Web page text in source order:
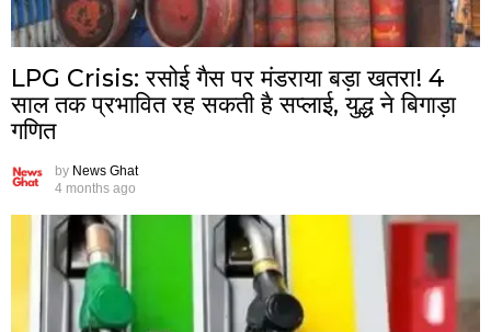
LPG Crisis: रसोई गैस पर मंडराया बड़ा खतरा! 4
साल तक प्रभावित रह सकती है सप्लाई, युद्ध ने बिगाड़ा
गणित
by News Ghat
4 months ago